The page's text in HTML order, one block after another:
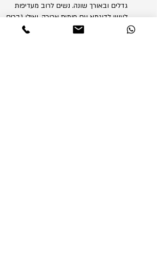
גדלים ובאורך שונה. נשים לרוב מעדיפות
לעשן לדוגמא עם פומית ארוכה, ואילו גברים
מעדיפים לעשן סיגריה עם פומית קצרה.